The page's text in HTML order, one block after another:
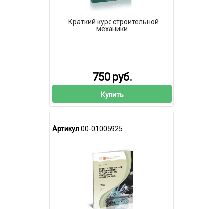
Краткий курс строительной
механики
750 руб.
Купить
Артикул00-01005925